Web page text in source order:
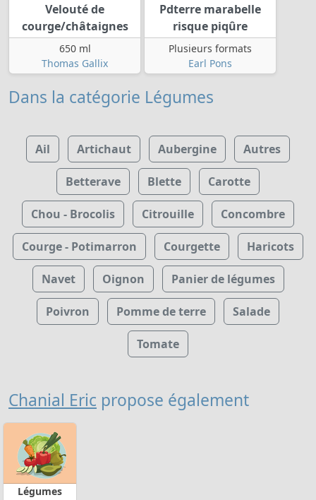
Velouté de
courge/châtaignes
650 ml
Thomas Gallix
Pdterre marabelle
risque piqûre
Plusieurs formats
Earl Pons
Dans la catégorie Légumes
Ail Artichaut Aubergine Autres
Betterave Blette Carotte
Chou - Brocolis Citrouille Concombre
Courge - Potimarron Courgette Haricots
Navet Oignon Panier de légumes
Poivron Pomme de terre Salade
Tomate
Chanial Eric propose également
Légumes